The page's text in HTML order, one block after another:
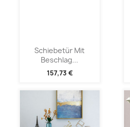
Schiebetür Mit
Beschlag...
157,73 €